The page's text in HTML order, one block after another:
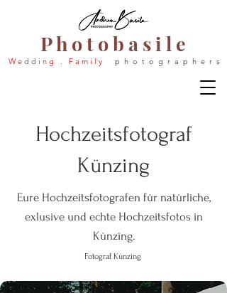
P h o t o b a s i l e
W e d d i n g . F a m i l y p h o t o g r a p h e r s
Hochzeitsfotograf
Künzing
Eure Hochzeitsfotografen für natürliche,
exlusive und echte Hochzeitsfotos in
Künzing.
Fotograf Künzing